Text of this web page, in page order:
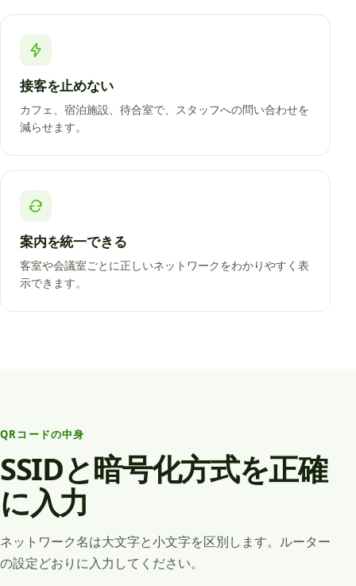
接客を止めない
カフェ、宿泊施設、待合室で、スタッフへの問い合わせを
減らせます。
案内を統一できる
客室や会議室ごとに正しいネットワークをわかりやすく表
示できます。
QRコードの中身
SSIDと暗号化方式を正確
に入力
ネットワーク名は大文字と小文字を区別します。ルーター
の設定どおりに入力してください。